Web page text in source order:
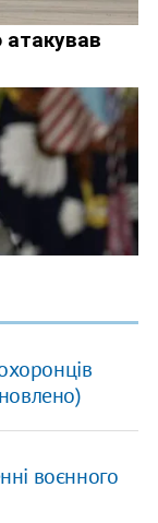
воєнного